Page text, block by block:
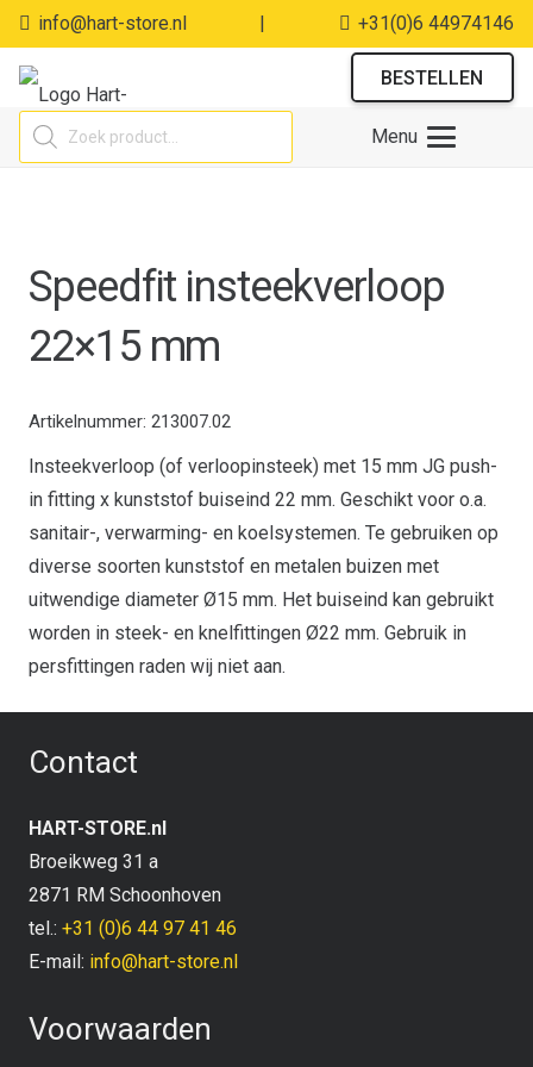
info@hart-store.nl | +31(0)6 44974146
BESTELLEN
Producten
zoeken
Menu
Speedfit insteekverloop
22×15 mm
Artikelnummer: 213007.02
Insteekverloop (of verloopinsteek) met 15 mm JG push-
in fitting x kunststof buiseind 22 mm. Geschikt voor o.a.
sanitair-, verwarming- en koelsystemen. Te gebruiken op
diverse soorten kunststof en metalen buizen met
uitwendige diameter Ø15 mm. Het buiseind kan gebruikt
worden in steek- en knelfittingen Ø22 mm. Gebruik in
persfittingen raden wij niet aan.
Contact
HART-STORE.nl
Broeikweg 31 a
2871 RM Schoonhoven
tel.: +31 (0)6 44 97 41 46
E-mail: info@hart-store.nl
Voorwaarden